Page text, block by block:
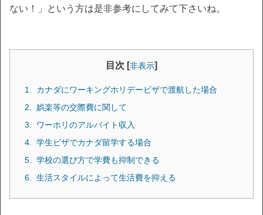
ない！」という方は是非参考にしてみて下さいね。
目次 [非表示]
カナダにワーキングホリデービザで渡航した場合
娯楽等の交際費に関して
ワーホリのアルバイト収入
学生ビザでカナダ留学する場合
学校の選び方で学費も抑制できる
生活スタイルによって生活費を抑える